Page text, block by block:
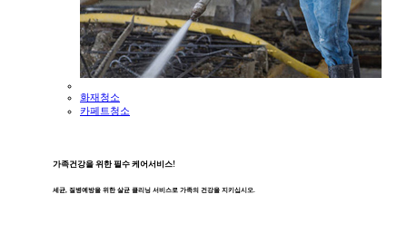
화재청소
카페트청소
가족건강을 위한 필수 케어서비스!
세균, 질병예방을 위한 살균 클리닝 서비스로 가족의 건강을 지키십시오.